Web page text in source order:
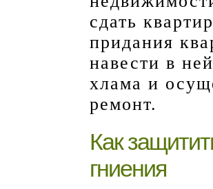
сдать
придания
навести в
хлама и
ремонт.
Как
гниения